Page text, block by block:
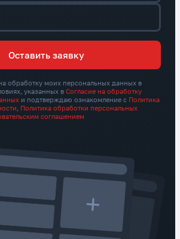
Оставить заявку
обработку моих персональных данных в
указанных в Согласие на обработку
и подтверждаю ознакомление с Политика
Политика обработки персональных
соглашением